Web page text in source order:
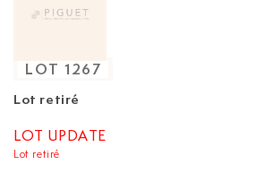
Lot retiré
LOT 1267
LOT UPDATE
Lot retiré